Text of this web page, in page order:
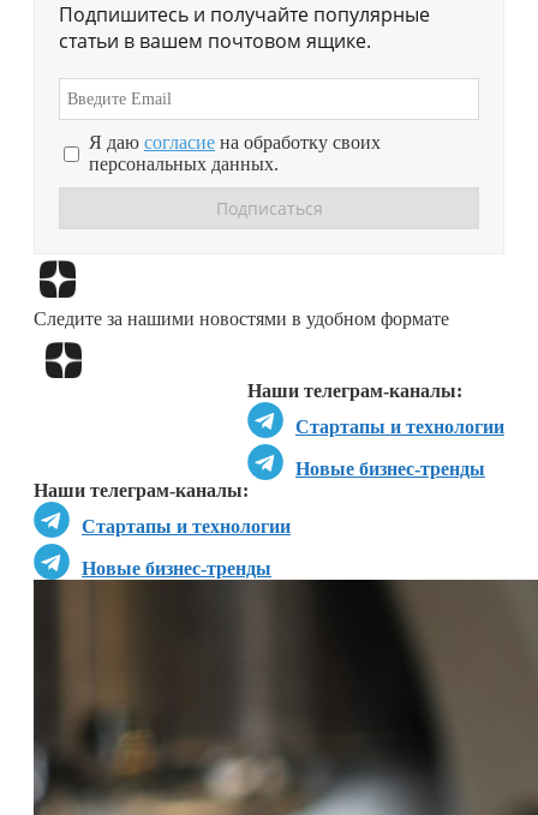
Подпишитесь и получайте популярные
статьи в вашем почтовом ящике.
Я даю согласие на обработку своих
персональных данных.
Следите за нашими новостями в удобном формате
Наши телеграм-каналы:
Стартапы и технологии
Новые бизнес-тренды
Наши телеграм-каналы:
Стартапы и технологии
Новые бизнес-тренды